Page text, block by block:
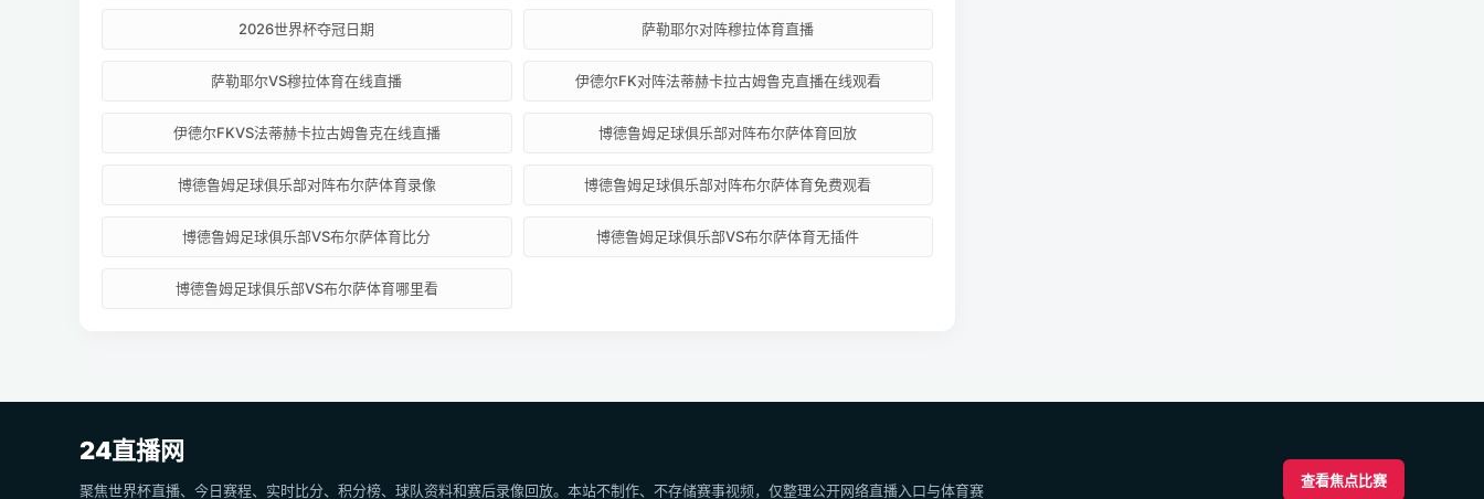
2026世界杯夺冠日期 萨勒耶尔对阵穆拉体育直播
萨勒耶尔VS穆拉体育在线直播 伊德尔FK对阵法蒂赫卡拉古姆鲁克直播在线观看
伊德尔FKVS法蒂赫卡拉古姆鲁克在线直播 博德鲁姆足球俱乐部对阵布尔萨体育回放
博德鲁姆足球俱乐部对阵布尔萨体育录像 博德鲁姆足球俱乐部对阵布尔萨体育免费观看
博德鲁姆足球俱乐部VS布尔萨体育比分 博德鲁姆足球俱乐部VS布尔萨体育无插件
博德鲁姆足球俱乐部VS布尔萨体育哪里看
24直播网
聚焦世界杯直播、今日赛程、实时比分、积分榜、球队资料和赛后录像回放。本站不制作、不存储赛事视频，仅整理公开网络直播入口与体育赛
查看焦点比赛